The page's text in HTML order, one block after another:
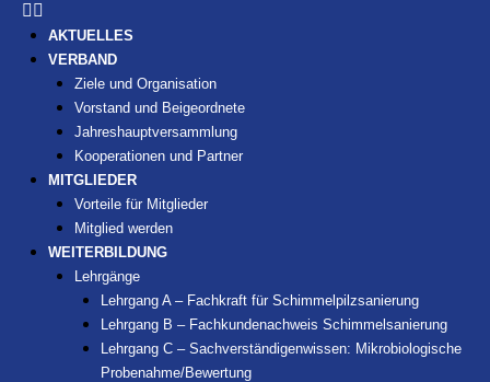
AKTUELLES
VERBAND
Ziele und Organisation
Vorstand und Beigeordnete
Jahreshauptversammlung
Kooperationen und Partner
MITGLIEDER
Vorteile für Mitglieder
Mitglied werden
WEITERBILDUNG
Lehrgänge
Lehrgang A – Fachkraft für Schimmelpilzsanierung
Lehrgang B – Fachkundenachweis Schimmelsanierung
Lehrgang C – Sachverständigenwissen: Mikrobiologische
Probenahme/Bewertung